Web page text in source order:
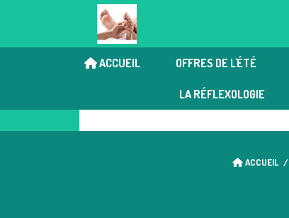
Chi Nei Tsang |
ACCUEIL OFFRES DE L'ÉTÉ
LA RÉFLEXOLOGIE
ACCUEIL